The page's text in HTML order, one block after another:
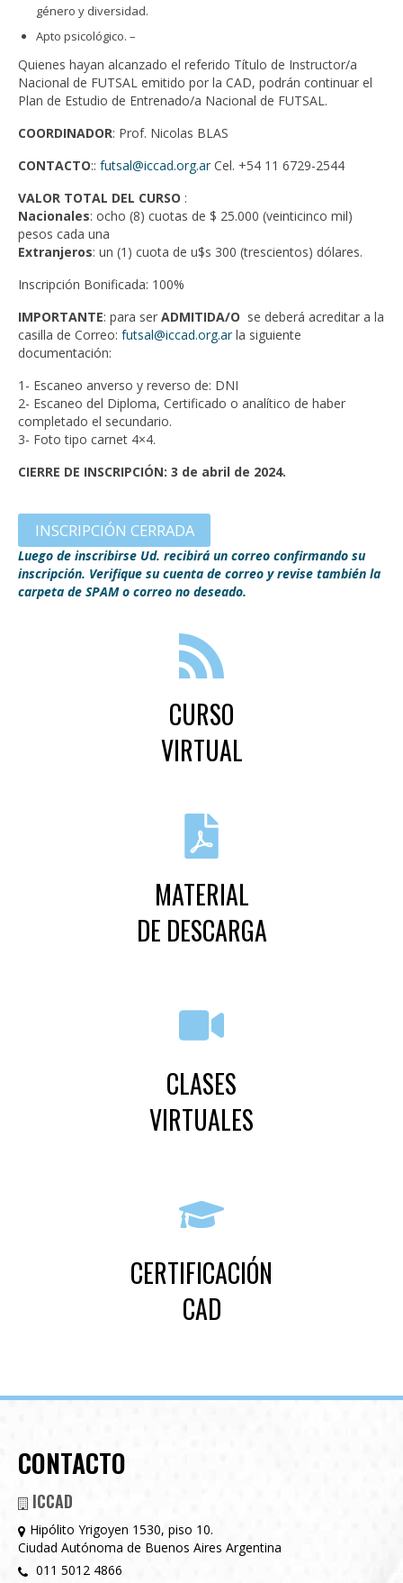
género y diversidad.
Apto psicológico. –
Quienes hayan alcanzado el referido Título de Instructor/a
Nacional de FUTSAL emitido por la CAD, podrán continuar el
Plan de Estudio de Entrenado/a Nacional de FUTSAL.
COORDINADOR: Prof. Nicolas BLAS
CONTACTO:: futsal@iccad.org.arCel. +54 11 6729-2544
VALOR TOTAL DEL CURSO :
Nacionales: ocho (8) cuotas de $ 25.000 (veinticinco mil)
pesos cada una
Extranjeros: un (1) cuota de u$s 300 (trescientos) dólares.
Inscripción Bonificada: 100%
IMPORTANTE: para ser ADMITIDA/O se deberá acreditar a la
casilla de Correo: futsal@iccad.org.arla siguiente
documentación:
1- Escaneo anverso y reverso de: DNI
2- Escaneo del Diploma, Certificado o analítico de haber
completado el secundario.
3- Foto tipo carnet 4×4.
CIERRE DE INSCRIPCIÓN: 3 de abril de 2024.
INSCRIPCIÓN CERRADA
Luego de inscribirse Ud. recibirá un correo confirmando su
inscripción. Verifique su cuenta de correo y revise también la
carpeta de SPAM o correo no deseado.
CURSO
VIRTUAL
MATERIAL
DE DESCARGA
CLASES
VIRTUALES
CERTIFICACIÓN
CAD
CONTACTO
ICCAD
Hipólito Yrigoyen 1530, piso 10.
Ciudad Autónoma de Buenos Aires Argentina
011 5012 4866